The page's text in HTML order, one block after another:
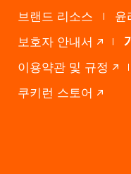
브랜드 리소스
윤
보호자 안내서
이용약관 및 규정
쿠키런 스토어
PRESS A
DEVSISTERS